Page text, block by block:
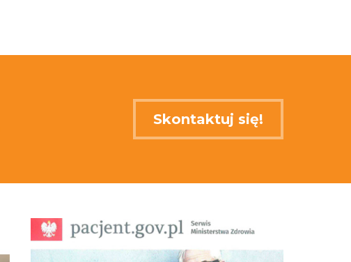
Skontaktuj się!